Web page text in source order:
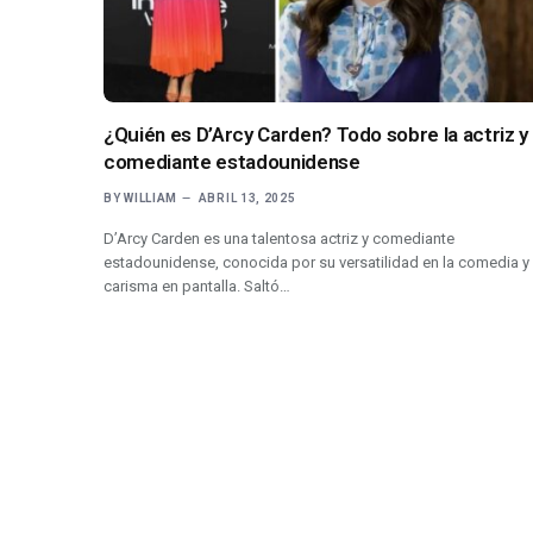
¿Quién es D’Arcy Carden? Todo sobre la actriz y
comediante estadounidense
BY WILLIAM ABRIL 13, 2025
D’Arcy Carden es una talentosa actriz y comediante
estadounidense, conocida por su versatilidad en la comedia y
carisma en pantalla. Saltó…